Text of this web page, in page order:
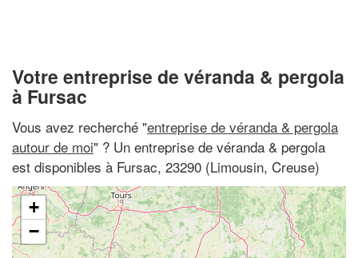
Votre entreprise de véranda & pergola
à Fursac
Vous avez recherché "entreprise de véranda & pergola
autour de moi" ? Un entreprise de véranda & pergola
est disponibles à Fursac, 23290 (Limousin, Creuse)
+
−